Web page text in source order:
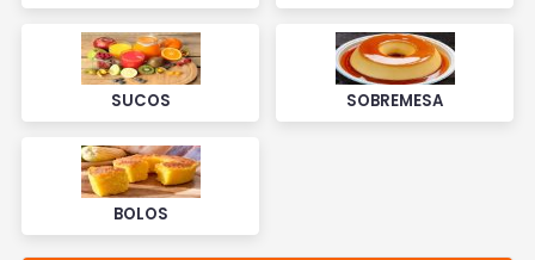
SUCOS SOBREMESA
BOLOS